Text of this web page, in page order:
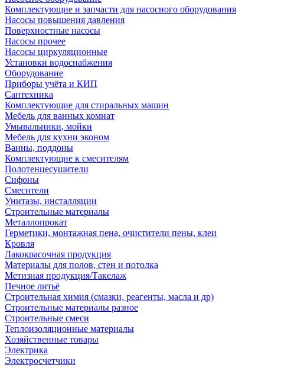
Комплектующие и запчасти для насосного оборудования
Насосы повышения давления
Поверхностные насосы
Насосы прочее
Насосы циркуляционные
Установки водоснабжения
Оборудование
Приборы учёта и КИП
Сантехника
Комплектующие для стиральных машин
Мебель для ванных комнат
Умывальники, мойки
Мебель для кухни эконом
Ванны, поддоны
Комплектующие к смесителям
Полотенцесушители
Сифоны
Смесители
Унитазы, инсталляции
Строительные материалы
Металлопрокат
Герметики, монтажная пена, очистители пены, клеи
Кровля
Лакокрасочная продукция
Материалы для полов, стен и потолка
Метизная продукция/Такелаж
Печное литьё
Строительная химия (смазки, реагенты, масла и др)
Строительные материалы разное
Строительные смеси
Теплоизоляционные материалы
Хозяйственные товары
Электрика
Электросчетчики